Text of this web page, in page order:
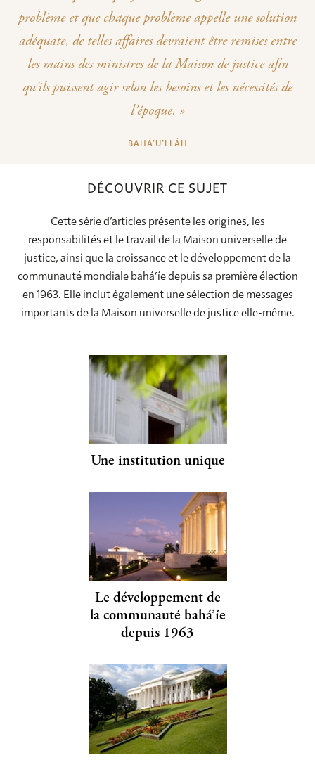
problème et que chaque problème appelle une solution
adéquate, de telles affaires devraient être remises entre
les mains des ministres de la Maison de justice afin
qu’ils puissent agir selon les besoins et les nécessités de
l’époque. »
BAHÁ’U’LLÁH
DÉCOUVRIR CE SUJET
Cette série d’articles présente les origines, les
responsabilités et le travail de la Maison universelle de
justice, ainsi que la croissance et le développement de la
communauté mondiale bahá’íe depuis sa première élection
en 1963. Elle inclut également une sélection de messages
importants de la Maison universelle de justice elle-même.
Une institution unique
Le développement de
la communauté bahá’íe
depuis 1963